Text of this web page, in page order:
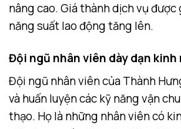
nâng cao. Giá thành dịch vụ
năng suất lao động tăng lên.
Đội ngũ nhân viên dày dạn kinh
Đội ngũ nhân viên của Thành
và huấn luyện các kỹ năng vận
thạo. Họ là những nhân viên có